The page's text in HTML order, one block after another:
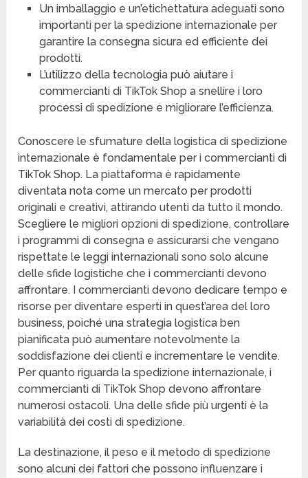
Un imballaggio e un’etichettatura adeguati sono
importanti per la spedizione internazionale per
garantire la consegna sicura ed efficiente dei
prodotti.
L’utilizzo della tecnologia può aiutare i
commercianti di TikTok Shop a snellire i loro
processi di spedizione e migliorare l’efficienza.
Conoscere le sfumature della logistica di spedizione
internazionale è fondamentale per i commercianti di
TikTok Shop. La piattaforma è rapidamente
diventata nota come un mercato per prodotti
originali e creativi, attirando utenti da tutto il mondo.
Scegliere le migliori opzioni di spedizione, controllare
i programmi di consegna e assicurarsi che vengano
rispettate le leggi internazionali sono solo alcune
delle sfide logistiche che i commercianti devono
affrontare. I commercianti devono dedicare tempo e
risorse per diventare esperti in quest’area del loro
business, poiché una strategia logistica ben
pianificata può aumentare notevolmente la
soddisfazione dei clienti e incrementare le vendite.
Per quanto riguarda la spedizione internazionale, i
commercianti di TikTok Shop devono affrontare
numerosi ostacoli. Una delle sfide più urgenti è la
variabilità dei costi di spedizione.
La destinazione, il peso e il metodo di spedizione
sono alcuni dei fattori che possono influenzare i